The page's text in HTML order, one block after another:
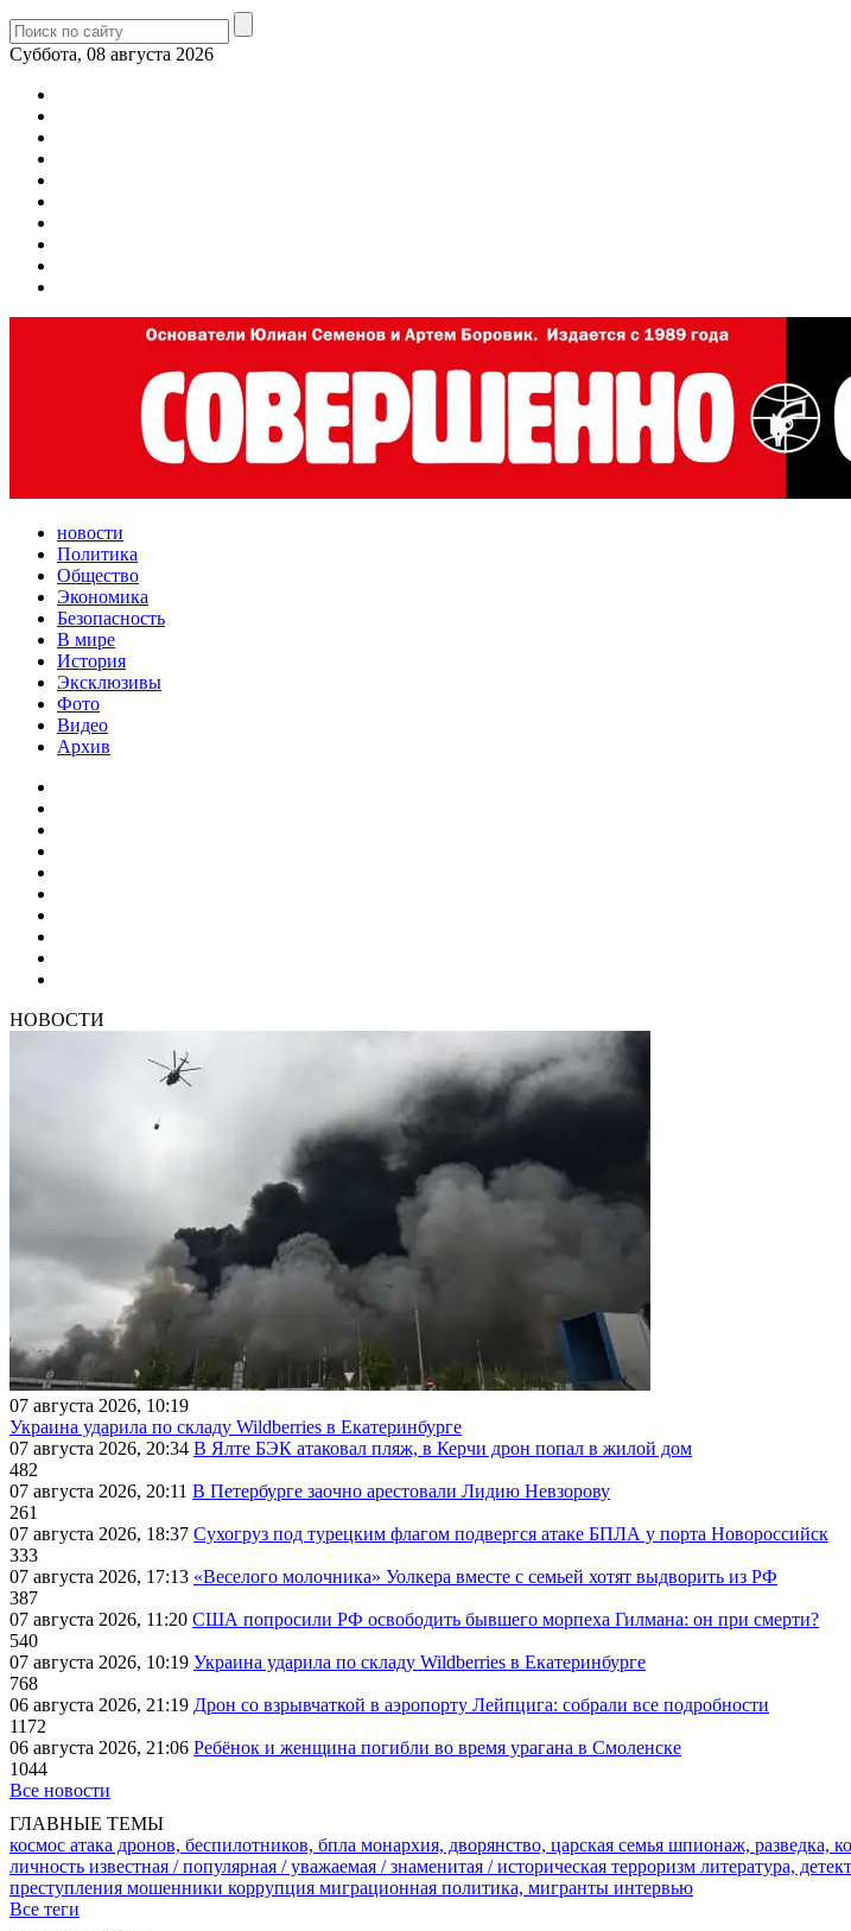
Суббота, 08 августа 2026
новости
Политика
Общество
Экономика
Безопасность
В мире
История
Эксклюзивы
Фото
Видео
Архив
НОВОСТИ
07 августа 2026, 10:19
Украина ударила по складу Wildberries в Екатеринбурге
07 августа 2026, 20:34 В Ялте БЭК атаковал пляж, в Керчи дрон попал в жилой дом
482
07 августа 2026, 20:11 В Петербурге заочно арестовали Лидию Невзорову
261
07 августа 2026, 18:37 Сухогруз под турецким флагом подвергся атаке БПЛА у порта Новороссийск
333
07 августа 2026, 17:13 «Веселого молочника» Уолкера вместе с семьей хотят выдворить из РФ
387
07 августа 2026, 11:20 США попросили РФ освободить бывшего морпеха Гилмана: он при смерти?
540
07 августа 2026, 10:19 Украина ударила по складу Wildberries в Екатеринбурге
768
06 августа 2026, 21:19 Дрон со взрывчаткой в аэропорту Лейпцига: собрали все подробности
1172
06 августа 2026, 21:06 Ребёнок и женщина погибли во время урагана в Смоленске
1044
Все новости
ГЛАВНЫЕ ТЕМЫ
космос атака дронов, беспилотников, бпла монархия, дворянство, царская семья шпионаж, разведка,
личность известная / популярная / уважаемая / знаменитая / историческая терроризм литература,
преступления мошенники коррупция миграционная политика, мигранты интервью
Все теги